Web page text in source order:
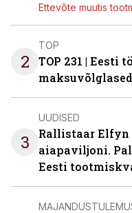
Ettevõte muutis
2
TOP
TOP 231 | Eesti
maksuvõlglased
3
UUDISED
Rallistaar Elfyn
aiapaviljoni.
Eesti